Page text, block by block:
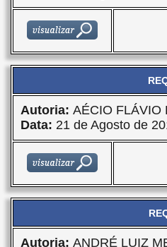
Autoria: AÉCIO FLÁVIO
Data: 21 de Agosto de
Autoria: ANDRÉ LUIZ